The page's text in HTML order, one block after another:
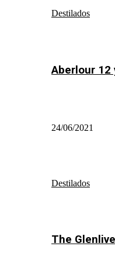
Destilados
Aberlour 12
24/06/2021
Destilados
The